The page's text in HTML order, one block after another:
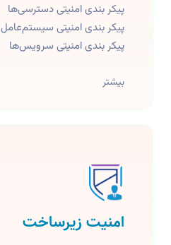
پیکر بندی امنیتی دسترسی‌ها
پیکر بندی امنیتی سیستم‌عامل
پیکر بندی امنیتی سرویس‌ها
بیشتر
امنیت زیرساخت